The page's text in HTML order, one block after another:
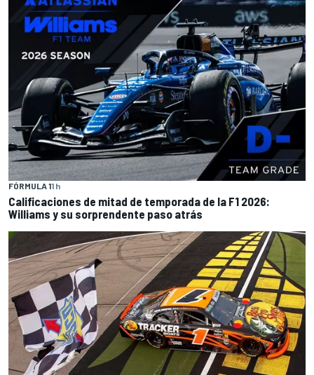
FÓRMULA 11 h
Calificaciones de mitad de temporada de la F1 2026:
Williams y su sorprendente paso atrás